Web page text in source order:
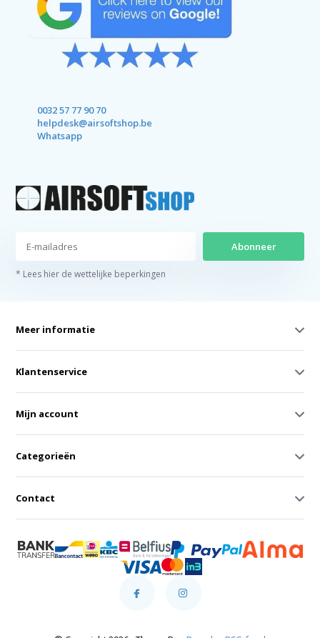
0032 57 77 90 70
helpdesk@airsoftshop.be
Whatsapp
Abonneer
* Lees hier de wettelijke beperkingen
Meer informatie
Klantenservice
Mijn account
Categorieën
Contact